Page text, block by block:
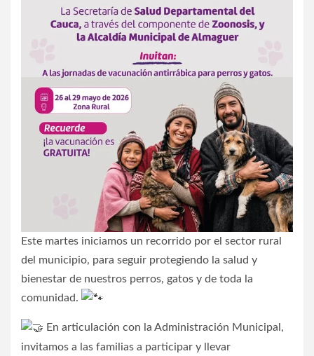
Este martes iniciamos un recorrido por el sector rural
del municipio, para seguir protegiendo la salud y
bienestar de nuestros perros, gatos y de toda la
comunidad.
En articulación con la Administración Municipal,
invitamos a las familias a participar y llevar